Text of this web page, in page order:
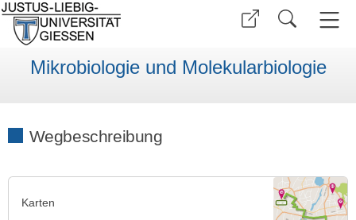
Mikrobiologie und Molekularbiologie
Wegbeschreibung
Karten